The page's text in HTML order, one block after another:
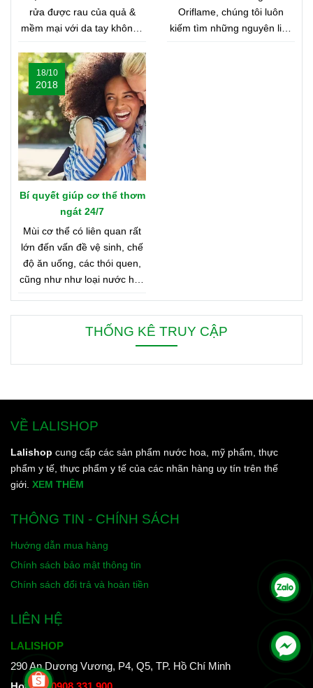
rửa được rau của quả &
mềm mại với da tay không?
bạn hãy cùng shop tìm hiểu
nhé
Oriflame, chúng tôi luôn
kiếm tìm những nguyên liệu
Bí quyết giúp cơ thể thơm
ngát 24/7
18/10
2018
Mùi cơ thể có liên quan rất
lớn đến vấn đề vệ sinh, chế
độ ăn uống, các thói quen,
cũng như như loại nước hoa
cơ thể thơm ngát từ sáng
đến tối, từ đầu đến chân.
THỐNG KÊ TRUY CẬP
VỀ LALISHOP
Lalishop cung cấp các sản phẩm nước hoa, mỹ phẩm, thực
phẩm y tế, thực phẩm y tế của các nhãn hàng uy tín trên thế
giới. XEM THÊM
THÔNG TIN - CHÍNH SÁCH
Hướng dẫn mua hàng
Chính sách bảo mật thông tin
Chính sách đổi trả và hoàn tiền
LIÊN HỆ
LALISHOP
290 An Dương Vương, P4, Q5, TP. Hồ Chí Minh